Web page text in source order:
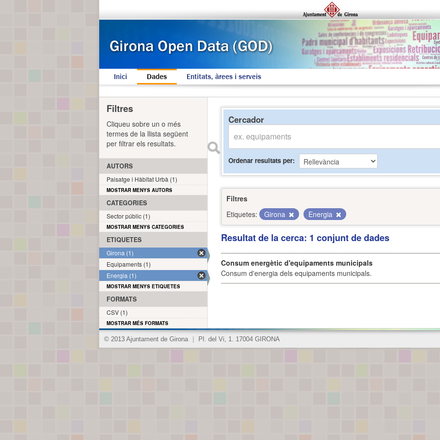
Inici Dades Entitats, àrees i serveis
Cercador
Ordenar resultats per
Filtres
Etiquetes:
Girona Energia
Resultat de la cerca: 1 conjunt de dades
Consum energètic d'equipaments municipals
Consum d'energia dels equipaments municipals.
Filtres
Cliqueu sobre un o més
termes de la llista següent
per filtrar els resultats.
AUTORS
Paisatge i Hàbitat Urbà (1)
MOSTRAR MENYS AUTORS
CATEGORIES
Sector públic (1)
MOSTRAR MENYS CATEGORIES
ETIQUETES
Girona (1)
Equipaments (1)
Energia (1)
MOSTRAR MENYS ETIQUETES
FORMATS
CSV (1)
MOSTRAR MÉS FORMATS
© 2013 Ajuntament de Girona Pl. del Vi, 1. 17004 GIRONA